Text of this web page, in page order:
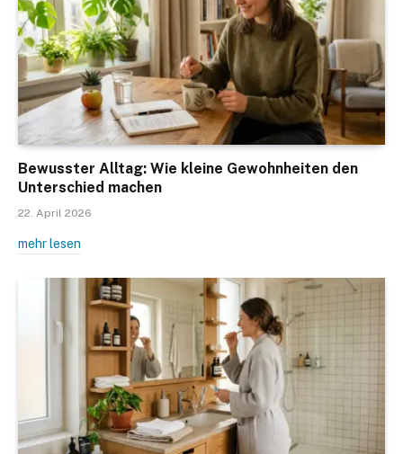
Bewusster Alltag: Wie kleine Gewohnheiten den
Unterschied machen
22. April 2026
mehr lesen